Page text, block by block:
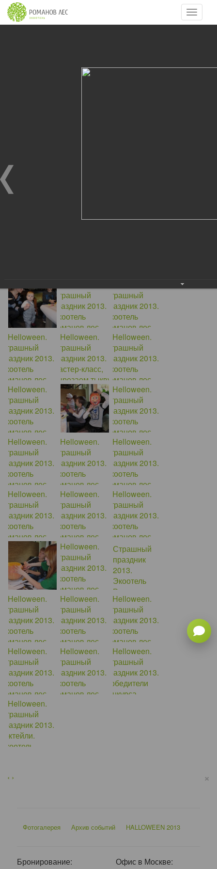
‹ › ×
Фотогалерея Архив событий HALLOWEEN 2013
Бронирование:
Офис в Москве:
11 из 37